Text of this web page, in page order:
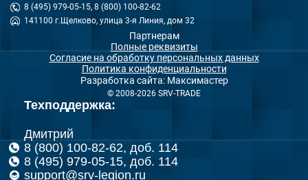
8 (495) 979-05-15, 8 (800) 100-82-62
141100 г.Щелково, улица 3-я Линия, дом 32
Партнерам
Полные реквизиты
Согласие на обработку персональных данных
Политика конфиденциальности
Разработка сайта: Максимастер
© 2008-2026 SRV-TRADE
Техподдержка:
Дмитрий
8 (800) 100-82-62, доб. 114
8 (495) 979-05-15, доб. 114
support@srv-legion.ru